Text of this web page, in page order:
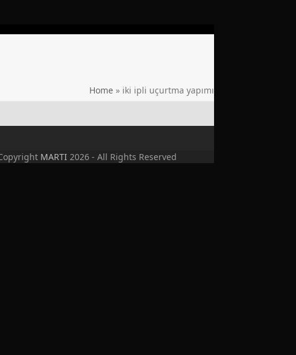
Home » iki ipli uçurtma yapımı
MARTI 2026 - All Rights Reserved